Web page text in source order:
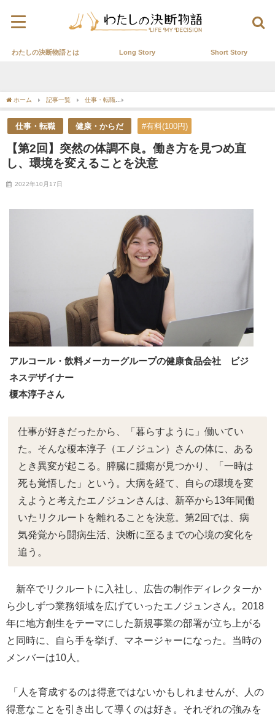
わたしの決断物語とは Long Story Short Story
ホーム 記事一覧 仕事・転職
仕事・転職 健康・からだ #有料(100円)
【第2回】突然の体調不良。働き方を見つめ直
し、環境を変えることを決意
2022年10月17日
アルコール・飲料メーカーグループの健康食品会社 ビジ
ネスデザイナー
榎本淳子さん
仕事が好きだったから、「暮らすように」働いてい
た。そんな榎本淳子（エノジュン）さんの体に、ある
とき異変が起こる。膵臓に腫瘍が見つかり、「一時は
死も覚悟した」という。大病を経て、自らの環境を変
えようと考えたエノジュンさんは、新卒から13年間働
いたリクルートを離れることを決意。第2回では、病
気発覚から闘病生活、決断に至るまでの心境の変化を
追う。
新卒でリクルートに入社し、広告の制作ディレクターか
ら少しずつ業務領域を広げていったエノジュンさん。2018
年に地方創生をテーマにした新規事業の部署が立ち上がる
と同時に、自ら手を挙げ、マネージャーになった。当時の
メンバーは10人。
「人を育成するのは得意ではないかもしれませんが、人の
得意なことを引き出して導くのは好き。それぞれの強みを